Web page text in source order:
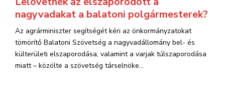
nagyvadakat a balatoni polgármesterek?
Az agrárminiszter segítségét kéri az önkormányzatokat
tömörítő Balatoni Szövetség a nagyvadállomány bel- és
külterületi elszaporodása, valamint a varjak túlszaporodása
miatt – közölte a szövetség társelnöke...